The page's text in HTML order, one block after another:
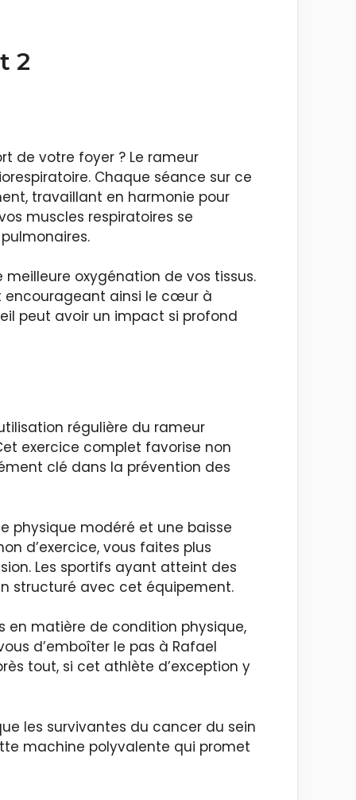
2
de votre foyer ? Le rameur
Chaque séance sur ce
travaillant en harmonie pour
muscles respiratoires se
oxygénation de vos tissus.
encourageant ainsi le cœur à
peut avoir un impact si profond
régulière du rameur
exercice complet favorise non
clé dans la prévention des
physique modéré et une baisse
d’exercice, vous faites plus
Les sportifs ayant atteint des
structuré avec cet équipement.
en matière de condition physique,
d’emboîter le pas à Rafael
tout, si cet athlète d’exception y
les survivantes du cancer du sein
machine polyvalente qui promet